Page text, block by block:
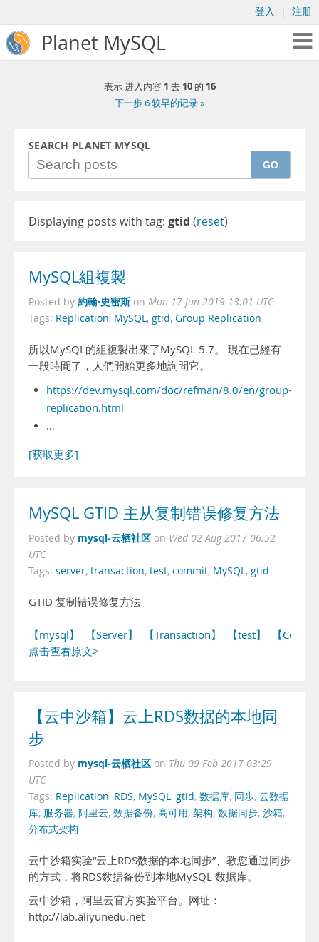
登入 | 注册
Planet MySQL
表示 进入内容 1 去 10的 16
下一步 6 较早的记录 »
SEARCH PLANET MYSQL
GO
Displaying posts with tag: gtid (reset)
MySQL組複製
Posted by 約翰·史密斯 on Mon 17 Jun 2019 13:01 UTC
Tags: Replication, MySQL, gtid, Group Replication
所以MySQL的組複製出來了MySQL 5.7。 現在已經有
一段時間了，人們開始更多地詢問它。
https://dev.mysql.com/doc/refman/8.0/en/group-
replication.html
…
[获取更多]
MySQL GTID 主从复制错误修复方法
Posted by mysql-云栖社区 on Wed 02 Aug 2017 06:52
UTC
Tags: server, transaction, test, commit, MySQL, gtid
GTID 复制错误修复方法
【mysql】 【Server】 【Transaction】 【test】
【
点击查看原文>
【云中沙箱】云上RDS数据的本地同
步
Posted by mysql-云栖社区 on Thu 09 Feb 2017 03:29
UTC
Tags: Replication, RDS, MySQL, gtid, 数据库, 同步, 云数据
库, 服务器, 阿里云, 数据备份, 高可用, 架构, 数据同步, 沙箱,
分布式架构
云中沙箱实验“云上RDS数据的本地同步”、教您通过同步
的方式，将RDS数据备份到本地MySQL 数据库。
云中沙箱，阿里云官方实验平台。网址：
http://lab.aliyunedu.net